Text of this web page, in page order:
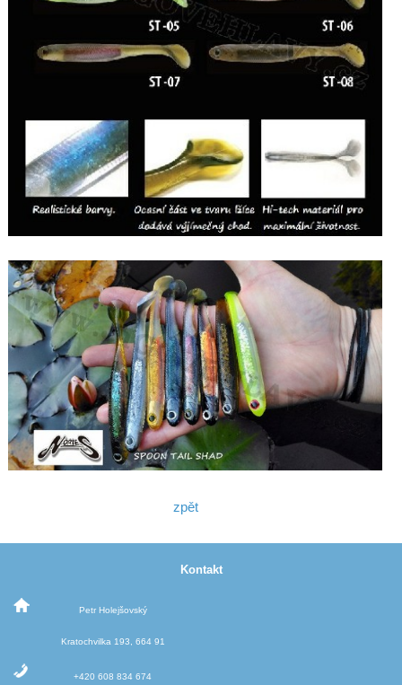
zpět
Kontakt
Petr Holejšovský
Kratochvilka 193, 664 91
+420 608 834 674